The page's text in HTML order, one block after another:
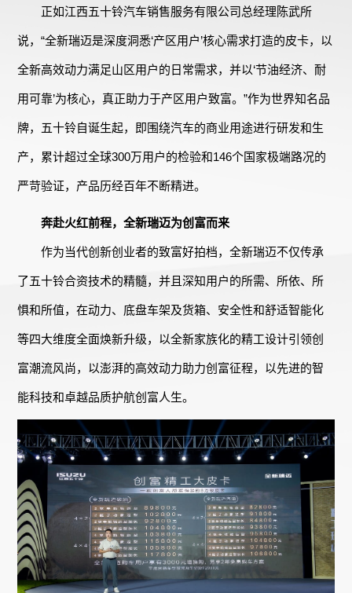
正如江西五十铃汽车销售服务有限公司总经理陈武所
说，“全新瑞迈是深度洞悉‘产区用户’核心需求打造的皮卡，以
全新高效动力满足山区用户的日常需求，并以‘节油经济、耐
用可靠’为核心，真正助力于产区用户致富。”作为世界知名品
牌，五十铃自诞生起，即围绕汽车的商业用途进行研发和生
产，累计超过全球300万用户的检验和146个国家极端路况的
严苛验证，产品历经百年不断精进。
奔赴火红前程，全新瑞迈为创富而来
作为当代创新创业者的致富好拍档，全新瑞迈不仅传承
了五十铃合资技术的精髓，并且深知用户的所需、所依、所
惧和所值，在动力、底盘车架及货箱、安全性和舒适智能化
等四大维度全面焕新升级，以全新家族化的精工设计引领创
富潮流风尚，以澎湃的高效动力助力创富征程，以先进的智
能科技和卓越品质护航创富人生。